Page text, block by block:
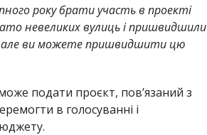
року брати участь в проекті
невеликих вулиць і пришвидшили
але ви можете пришвидшити цю
подати проєкт, пов’язаний з
в голосуванні і